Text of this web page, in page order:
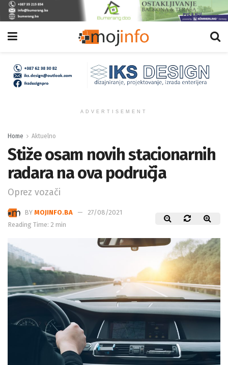
ADVERTISEMENT
Home Aktuelno
Stiže osam novih stacionarnih
radara na ova područja
Oprez vozači
BY MOJINFO.BA
27/08/2021
Reading Time: 2 min